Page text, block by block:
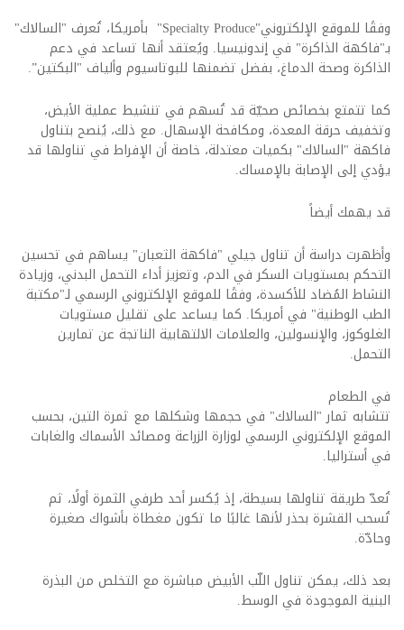
وفقًا للموقع الإلكتروني"Specialty Produce"
بأمريكا، تُعرف "السالاك"
بـ"فاكهة الذاكرة" في إندونيسيا. ويُعتقد أنها تساعد في دعم
الذاكرة وصحة الدماغ، بفضل تضمنها للبوتاسيوم وألياف "البكتين”
.
كما تتمتع بخصائص صحيّة قد تُسهم في تنشيط عملية الأيض،
وتخفيف حرقة المعدة، ومكافحة الإسهال. مع ذلك، يُنصح بتناول
فاكهة "السالاك" بكميات معتدلة، خاصة أن الإفراط في تناولها قد
يؤدي إلى الإصابة بالإمساك.
قد يهمك أيضاً
وأظهرت دراسة أن تناول جيلي "فاكهة الثعبان" يساهم في تحسين
التحكم بمستويات السكر في الدم، وتعزيز أداء التحمل البدني، وزيادة
النشاط المُضاد للأكسدة، وفقًا للموقع الإلكتروني الرسمي لـ"مكتبة
الطب الوطنية" في أمريكا. كما يساعد على تقليل مستويات
الغلوكوز، والإنسولين، والعلامات الالتهابية الناتجة عن تمارين
التحمل.
في الطعام
تتشابه ثمار "السالاك" في حجمها وشكلها مع ثمرة التين، بحسب
الموقع الإلكتروني الرسمي لوزارة الزراعة ومصائد الأسماك والغابات
في أستراليا.
تُعدّ طريقة تناولها بسيطة، إذ يُكسر أحد طرفي الثمرة أولًا، ثم
تُسحب القشرة بحذر لأنها غالبًا ما تكون مغطاة بأشواك صغيرة
وحادّة.
بعد ذلك، يمكن تناول اللّب الأبيض مباشرة مع التخلص من البذرة
البنية الموجودة في الوسط.